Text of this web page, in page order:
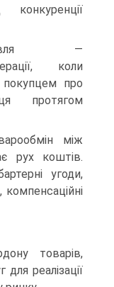
—
коли
про
протягом
між
рух коштів.
угоди,
компенсаційні
товарів,
для реалізації